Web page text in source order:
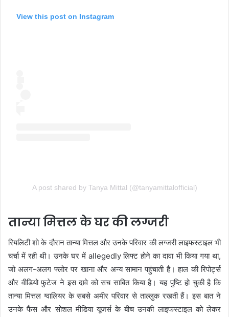
View this post on Instagram
A post shared by Tanya Mittal (@tanyamittalofficial)
तान्या मित्तल के घर की लग्जरी
रियलिटी शो के दौरान तान्या मित्तल और उनके परिवार की लग्जरी लाइफस्टाइल भी
चर्चा में रही थी। उनके घर में allegedly लिफ्ट होने का दावा भी किया गया था,
जो अलग-अलग फ्लोर पर खाना और अन्य सामान पहुंचाती है। हाल की रिपोर्ट्स
और वीडियो फुटेज ने इस दावे को सच साबित किया है। यह पुष्टि हो चुकी है कि
तान्या मित्तल ग्वालियर के सबसे अमीर परिवार से ताल्लुक रखती हैं। इस बात ने
उनके फैंस और सोशल मीडिया यूजर्स के बीच उनकी लाइफस्टाइल को लेकर